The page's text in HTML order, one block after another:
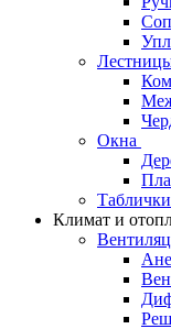
Окна
Климат и